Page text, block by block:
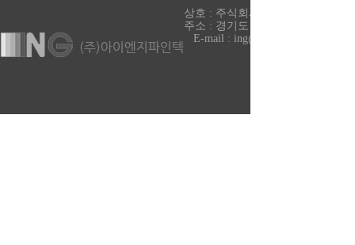
상호 : 주식회사 아이엔지파인텍
주소 : 경기도 파주시 조리읍 매봉
E-mail : ing@ingvf.com